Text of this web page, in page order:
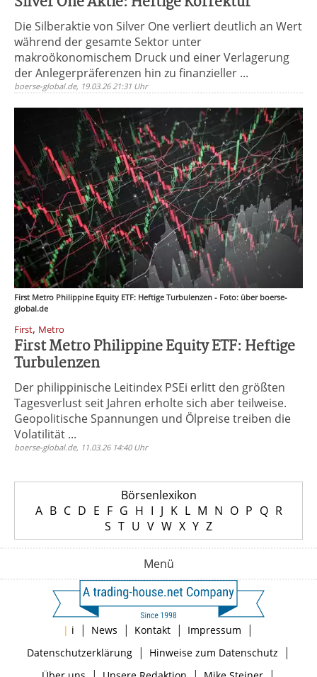
Die Silberaktie von Silver One verliert deutlich an Wert
während der gesamte Sektor unter
makroökonomischem Druck und einer Verlagerung
der Anlegerpräferenzen hin zu finanzieller ...
boerse-global.de, 19.03.26 21:31 Uhr
First Metro Philippine Equity ETF: Heftige Turbulenzen - Foto: über boerse-
global.de
First, Metro
First Metro Philippine Equity ETF: Heftige
Turbulenzen
Der philippinische Leitindex PSEi erlitt den größten
Tagesverlust seit Jahren erholte sich aber teilweise.
Geopolitische Spannungen und Ölpreise treiben die
Volatilität ...
boerse-global.de, 11.03.26 14:40 Uhr
Börsenlexikon
A B C D E F G H I J K L M N O P Q R
S T U V W X Y Z
Menü
| i | News | Kontakt | Impressum |
Datenschutzerklärung| Hinweise zum Datenschutz |